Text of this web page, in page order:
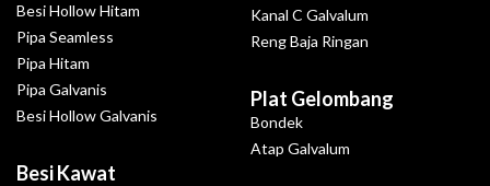
Besi Hollow Hitam
Pipa Seamless
Pipa Hitam
Pipa Galvanis
Besi Hollow Galvanis
Besi Kawat
Kanal C Galvalum
Reng Baja Ringan
Plat Gelombang
Bondek
Atap Galvalum